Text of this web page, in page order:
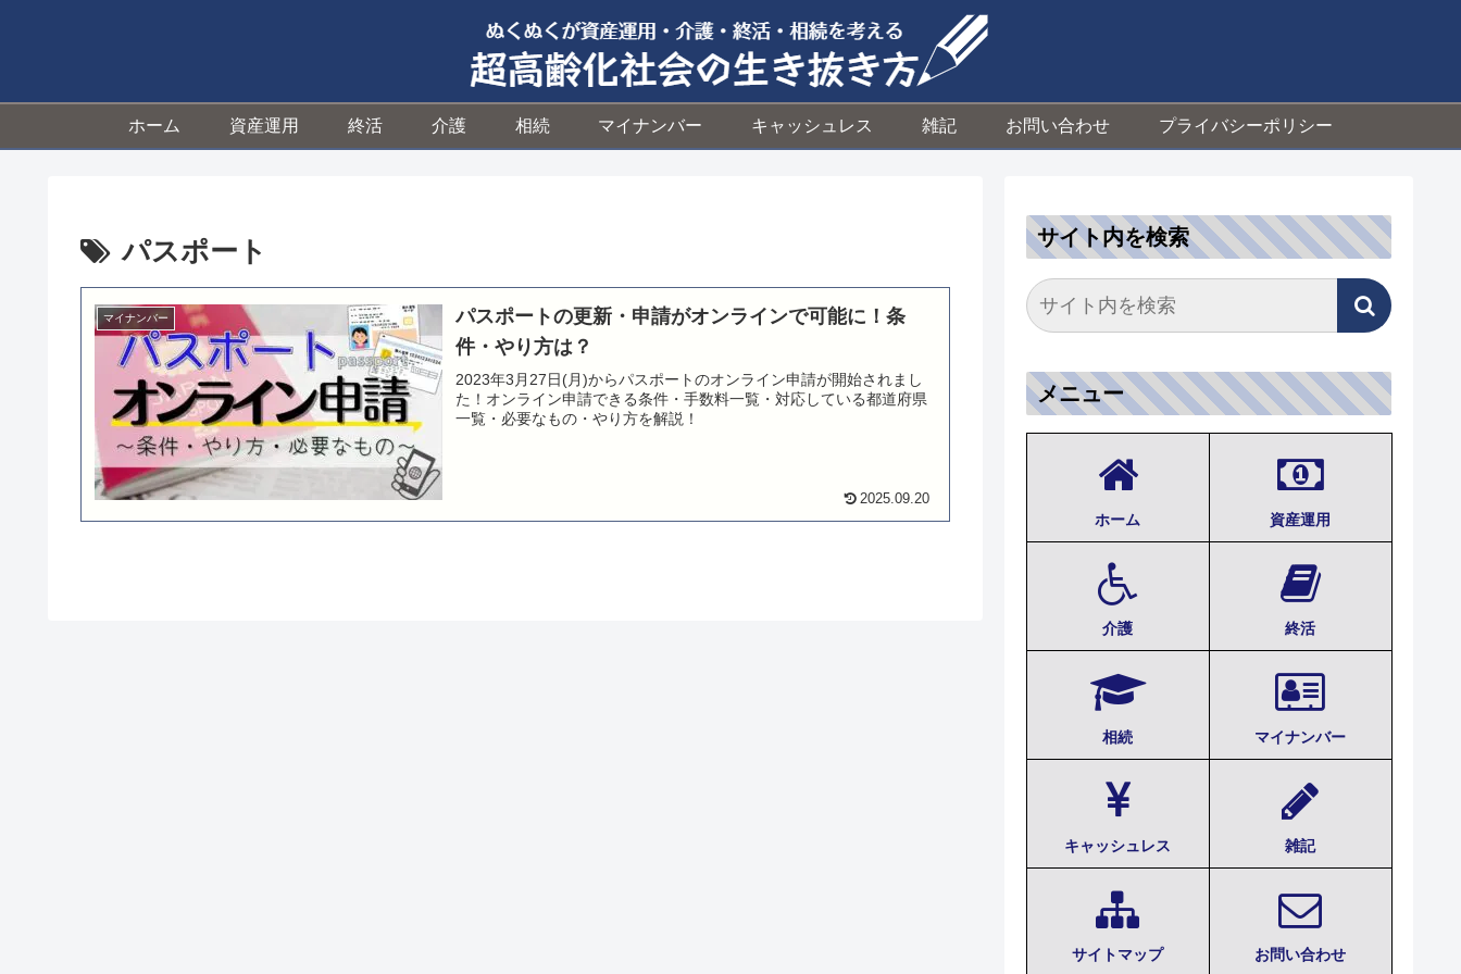
ホーム 資産運用 終活 介護 相続 マイナンバー キャッシュレス 雑記 お問い合わせ プライバシーポリシー
パスポート
マイナンバー
パスポートの更新・申請がオンラインで可能に！条
件・やり方は？
2023年3月27日(月)からパスポートのオンライン申請が開始されまし
た！オンライン申請できる条件・手数料一覧・対応している都道府県
一覧・必要なもの・やり方を解説！
2025.09.20
サイト内を検索
メニュー
ホーム 資産運用
介護 終活
相続 マイナンバー
キャッシュレス 雑記
サイトマップ お問い合わせ